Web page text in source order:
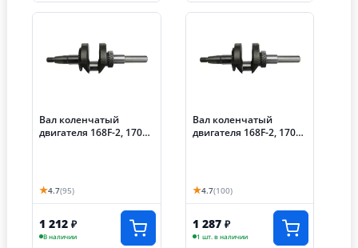
Вал коленчатый
двигателя 168F-2, 170F
★4.7(95)
1 212 ₽
В наличии
Вал коленчатый
двигателя 168F-2, 170F
★4.7(100)
1 287 ₽
1 шт. в наличии